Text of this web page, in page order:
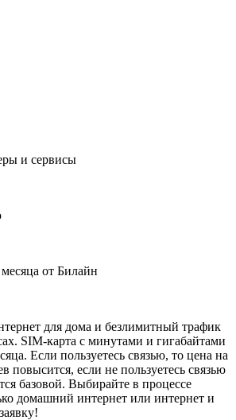
и сервисы
от Билайн
для дома и безлимитный трафик
SIM-карта с минутами и гигабайтами
Если пользуетесь связью, то цена на
повысится, если не пользуетесь связью
базовой. Выбирайте в процессе
домашний интернет или интернет и